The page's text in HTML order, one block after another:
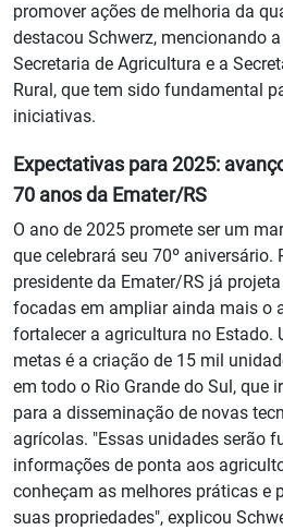
promover ações de melhoria da
destacou Schwerz, mencionando
Secretaria de Agricultura e a
Rural, que tem sido fundamental
iniciativas.
Expectativas para 2025:
70 anos da Emater/RS
O ano de 2025 promete ser um
que celebrará seu 70º aniversário.
presidente da Emater/RS já
focadas em ampliar ainda mais o
fortalecer a agricultura no Estado.
metas é a criação de 15 mil
em todo o Rio Grande do Sul, que
para a disseminação de novas
agrícolas. "Essas unidades serão
informações de ponta aos
conheçam as melhores práticas e
suas propriedades", explicou